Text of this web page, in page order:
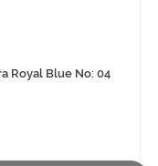
Royal Blue No: 04